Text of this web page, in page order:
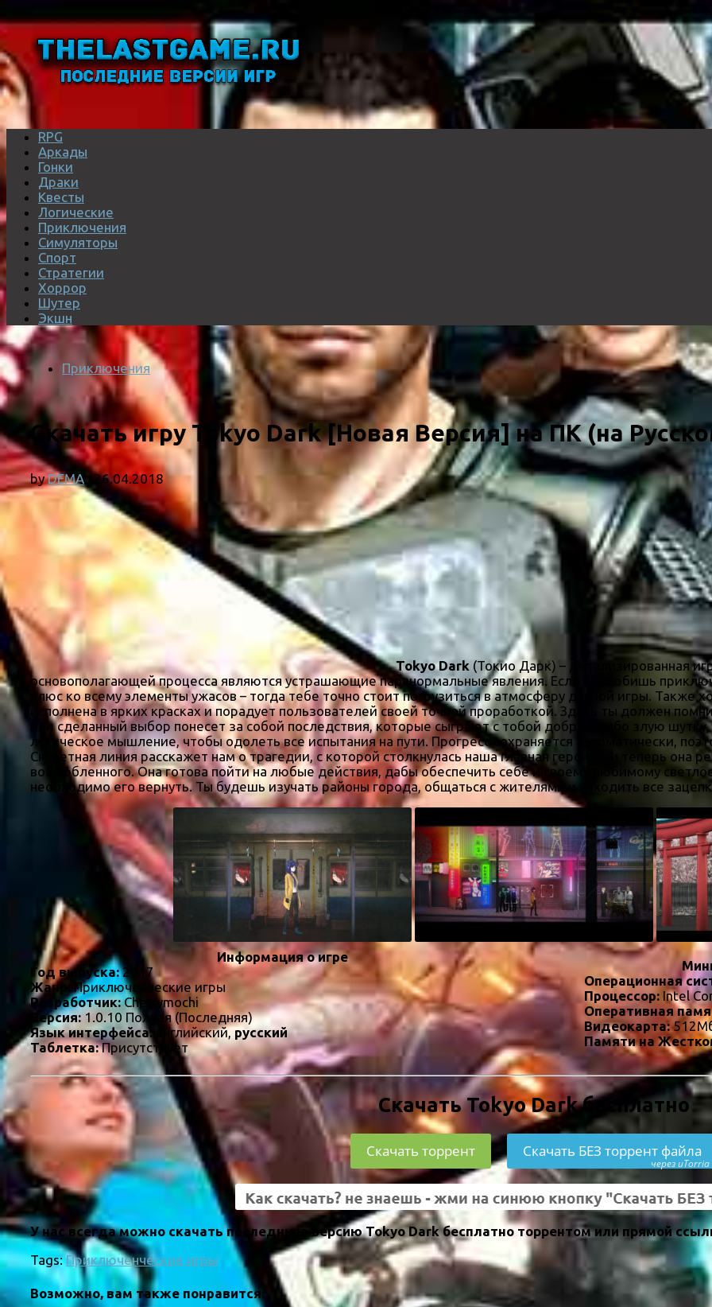
RPG
Аркады
Гонки
Драки
Квесты
Логические
Приключения
Симуляторы
Спорт
Стратегии
Хоррор
Шутер
Экшн
Приключения
Скачать игру Tokyo Dark [Новая Версия] на ПК (на
byDEMA ·26.04.2018
Tokyo Dark (Токио Дарк) – детализированная
основополагающей процесса являются устрашающие паранормальные явления. Если ты любишь
плюс ко всему элементы ужасов – тогда тебе точно стоит погрузиться в атмосферу данной игры. Также
исполнена в ярких красках и порадует пользователей своей точной проработкой. Здесь ты должен
или сделанный выбор понесет за собой последствия, которые сыграют с тобой добрую либо злую
логическое мышление, чтобы одолеть все испытания на пути. Прогресс сохраняется автоматически,
Сюжетная линия расскажет нам о трагедии, с которой столкнулась наша главная героиня, и теперь она
возлюбленного. Она готова пойти на любые действия, дабы обеспечить себе и своему любимому
необходимо его вернуть. Ты будешь изучать районы города, общаться с жителями и находить все
Информация о игре
Год выпуска:2017
Жанр:
Приключенческие игры
Разработчик:Cherrymochi
Версия:1.0.10 Полная (Последняя)
Язык интерфейса: английский, русский
Таблетка:Присутствует
Операционная
Процессор: Intel
Оперативная
Видеокарта:
Памяти на
Скачать Tokyo Dark бесплатно
Скачать торрент Скачать БЕЗ торрент файла
через uTorria
У нас всегда можно скачать последнюю версию Tokyo Dark бесплатно торрентом или прямой
Tags: Приключенческие игры
Возможно, вам также понравится: